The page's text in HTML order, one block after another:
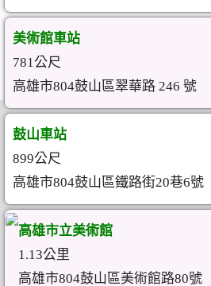
美術館車站
781公尺
高雄市804鼓山區翠華路 246 號
鼓山車站
899公尺
高雄市804鼓山區鐵路街20巷6號
高雄市立美術館
1.13公里
高雄市804鼓山區美術館路80號